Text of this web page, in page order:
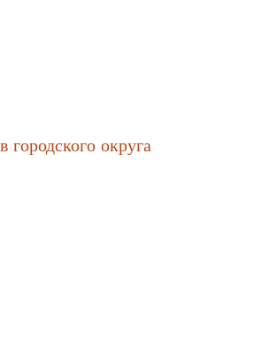
Депутатов Городского Округа «поселок
округа